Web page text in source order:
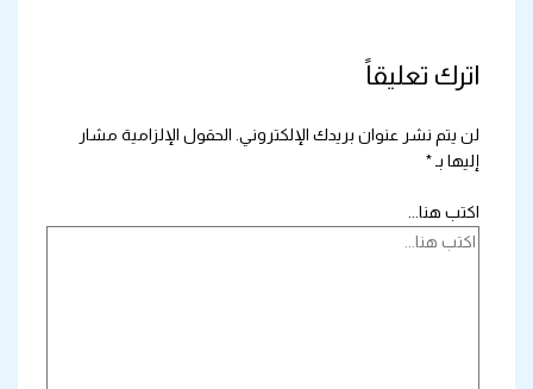
اترك تعليقاً
لن يتم نشر عنوان بريدك الإلكتروني. الحقول الإلزامية مشار
إليها بـ *
اكتب هنا...